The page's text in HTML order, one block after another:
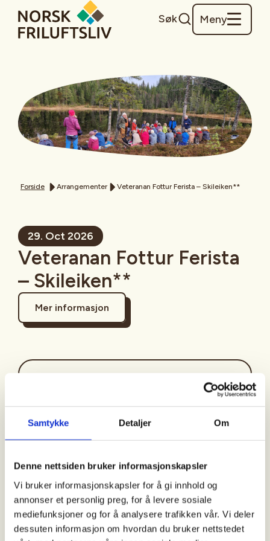
Samtykke Detaljer Om
Denne nettsiden bruker informasjonskapsler
Vi bruker informasjonskapsler for å gi innhold og
annonser et personlig preg, for å levere sosiale
mediefunksjoner og for å analysere trafikken vår. Vi deler
dessuten informasjon om hvordan du bruker nettstedet
Søk Meny
Forside Arrangementer Veteranan Fottur Ferista – Skileiken**
29. Oct 2026
Veteranan Fottur Ferista
– Skileiken**
Mer informasjon
29. Oct 2026
Arrangør